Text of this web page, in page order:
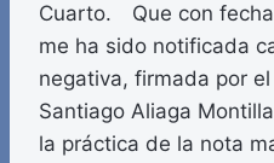
Cuarto. Que con
me ha sido notificada
negativa, firmada por
Santiago Aliaga
la práctica de la nota